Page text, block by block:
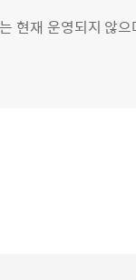
현재 운영되지 않